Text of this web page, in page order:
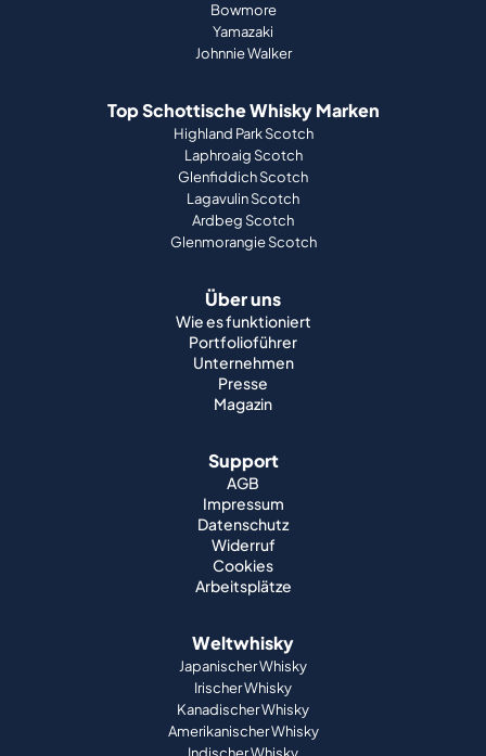
Highland Park Scotch
Laphroaig Scotch
Ardbeg Scotch
Glenmorangie Scotch
Über uns
Wie es funktioniert
Portfolioführer
Unternehmen
Magazin
Support
AGB
Impressum
Datenschutz
Cookies
Arbeitsplätze
Weltwhisky
Japanischer Whisky
Irischer Whisky
Kanadischer Whisky
Indischer Whisky
Deutscher Whisky
Offizielle Partnerschaften
St. Kilian